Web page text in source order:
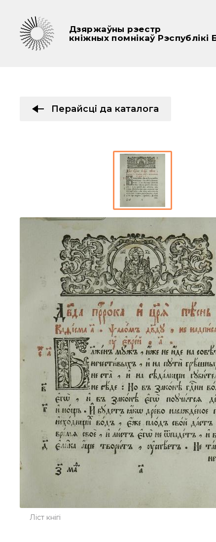
Дзяржаўны рэестр
кніжных помнікаў Рэспублікі
Перайсці да каталога
Ліст кнігі